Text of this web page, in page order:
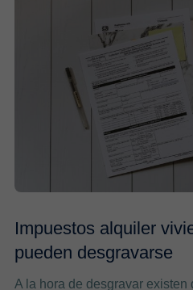
Impuestos alquiler
pueden desgravarse
A la hora de desgravar existen